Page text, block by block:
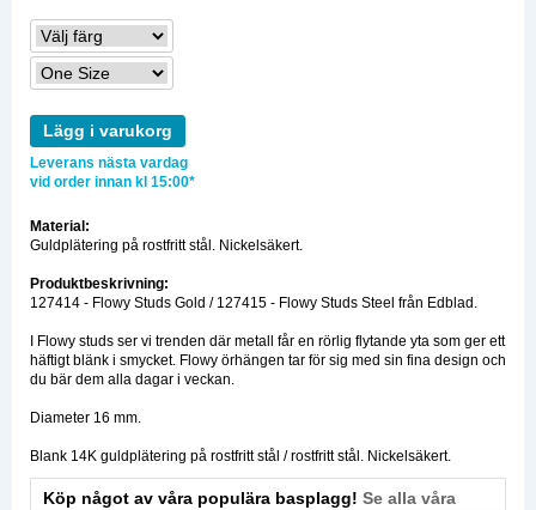
Lägg i varukorg
Leverans nästa vardag
vid order innan kl 15:00*
Material:
Guldplätering på rostfritt stål. Nickelsäkert.
Produktbeskrivning:
127414 - Flowy Studs Gold / 127415 - Flowy Studs Steel från Edblad.
I Flowy studs ser vi trenden där metall får en rörlig flytande yta som ger ett
häftigt blänk i smycket. Flowy örhängen tar för sig med sin fina design och
du bär dem alla dagar i veckan.
Diameter 16 mm.
Blank 14K guldplätering på rostfritt stål / rostfritt stål. Nickelsäkert.
Köp något av våra populära basplagg! Se alla våra